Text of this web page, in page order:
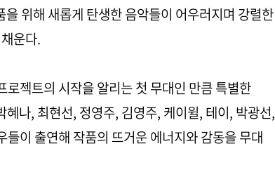
위해 새롭게 탄생한 음악들이 어우러지며 강렬한
운다.
젝트의 시작을 알리는 첫 무대인 만큼 특별한
나, 최현선, 정영주, 김영주, 케이윌, 테이, 박광선,
이 출연해 작품의 뜨거운 에너지와 감동을 무대